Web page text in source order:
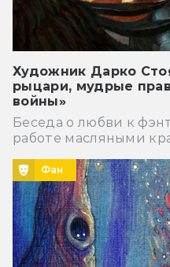
Художник Дарко
рыцари, мудрые
войны»
Беседа о любви к
работе масляными
Фан